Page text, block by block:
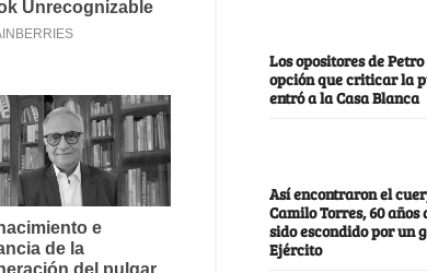
Los opositores de
opción que criticar la
entró a la Casa Blanca
Así encontraron el
Camilo Torres, 60 años
sido escondido por un
Ejército